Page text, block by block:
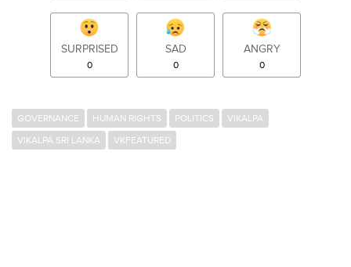
SURPRISED
0
SAD
0
ANGRY
0
GOVERNANCE HUMAN RIGHTS POLITICS
VIKALPA
VIKALPA SRI LANKA
VKFEATURED